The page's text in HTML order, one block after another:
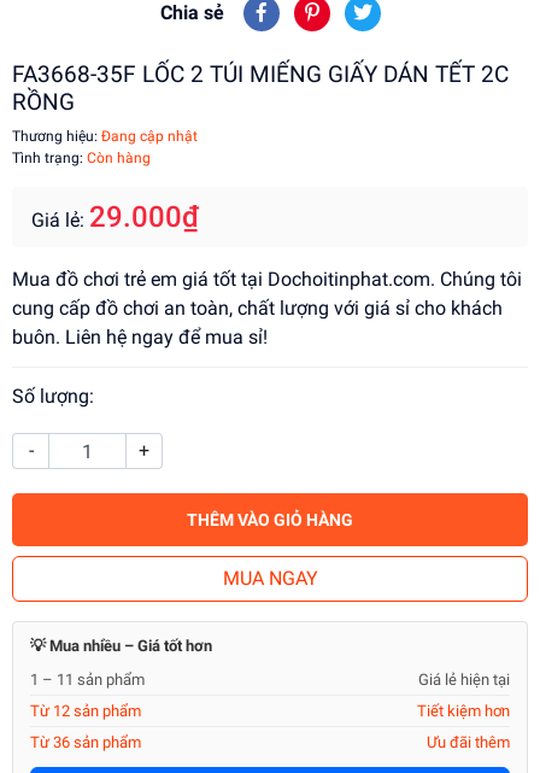
Chia sẻ
FA3668-35F LỐC 2 TÚI MIẾNG GIẤY DÁN TẾT 2C
RỒNG
Thương hiệu: Đang cập nhật
Tình trạng: Còn hàng
Giá lẻ: 29.000₫
Mua đồ chơi trẻ em giá tốt tại Dochoitinphat.com. Chúng tôi
cung cấp đồ chơi an toàn, chất lượng với giá sỉ cho khách
buôn. Liên hệ ngay để mua sỉ!
Số lượng:
- +
THÊM VÀO GIỎ HÀNG
MUA NGAY
💡 Mua nhiều – Giá tốt hơn
1 – 11 sản phẩm
Giá lẻ hiện tại
Từ 12 sản phẩm
Tiết kiệm hơn
Từ 36 sản phẩm
Ưu đãi thêm